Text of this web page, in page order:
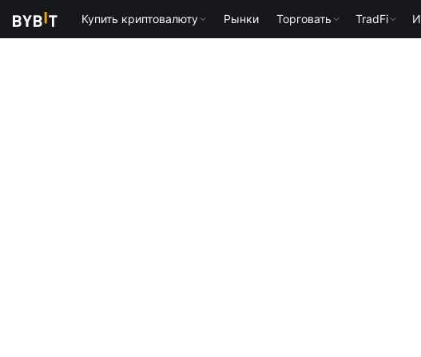
Купить криптовалюту Рынки Торговать TradFi